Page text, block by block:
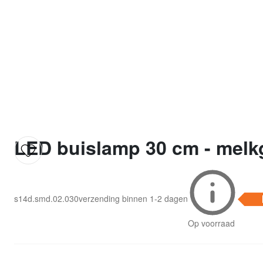
LED buislamp 30 cm -
s14d.smd.02.030verzending binnen 1-2 dagen
Op voorraad